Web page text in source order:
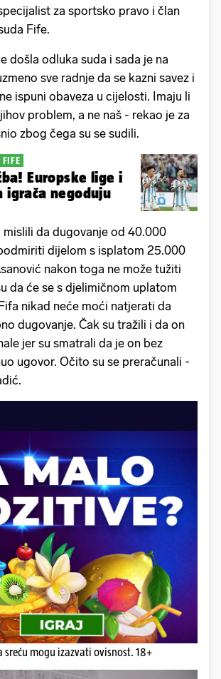
za sportsko pravo i član
Fife.
došla odluka suda i sada je na
sve radnje da se kazni savez i
ispuni obaveza u cijelosti. Imaju li
problem, a ne naš - rekao je za
zbog čega su se sudili.
Europske lige i
igrača negoduju
mislili da dugovanje od 40.000
dijelom s isplatom 25.000
nakon toga ne može tužiti
da će se s djelimičnom uplatom
nikad neće moći natjerati da
dugovanje. Čak su tražili i da on
jer su smatrali da je on bez
ugovor. Očito su se preračunali -
sreću mogu izazvati ovisnost. 18+